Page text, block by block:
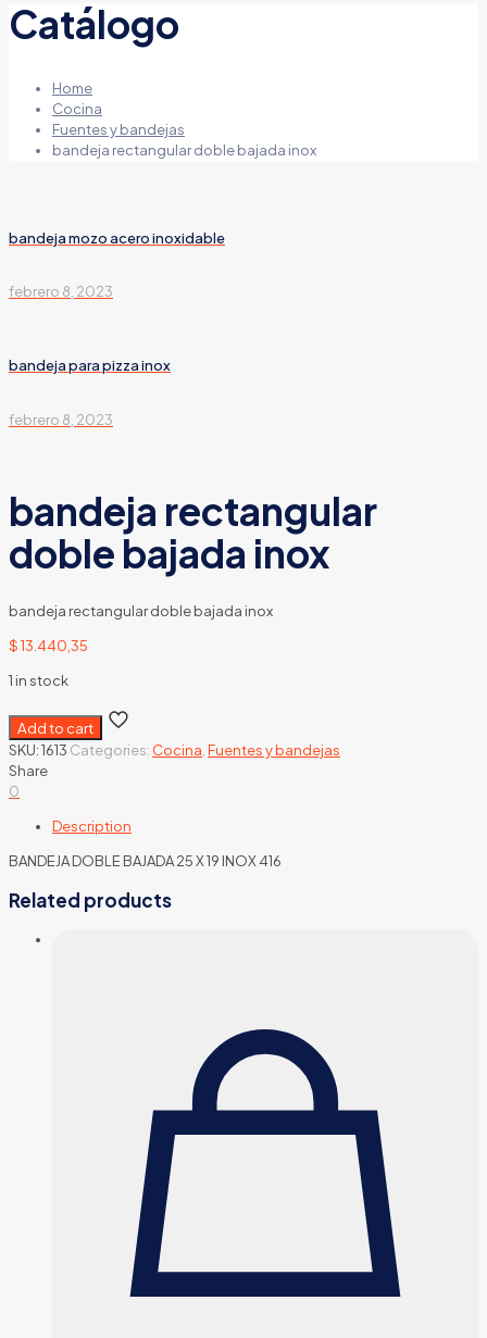
Catálogo
Home
Cocina
Fuentes y bandejas
bandeja rectangular doble bajada inox
bandeja mozo acero inoxidable
febrero 8, 2023
bandeja para pizza inox
febrero 8, 2023
bandeja rectangular
doble bajada inox
bandeja rectangular doble bajada inox
$13.440,35
1 in stock
Add to cart
SKU:1613 Categories: Cocina Fuentes y bandejas
Share
0
Description
BANDEJA DOBLE BAJADA 25 X 19 INOX 416
Related products